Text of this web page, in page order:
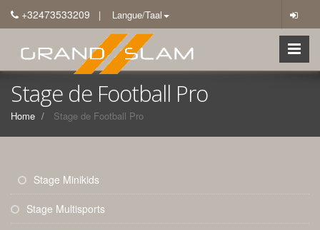
+32473533209 | Langue/Taal
Stage de Football Pro
Home Stage de Football Pro
Stage Minikids
Stage Multisports